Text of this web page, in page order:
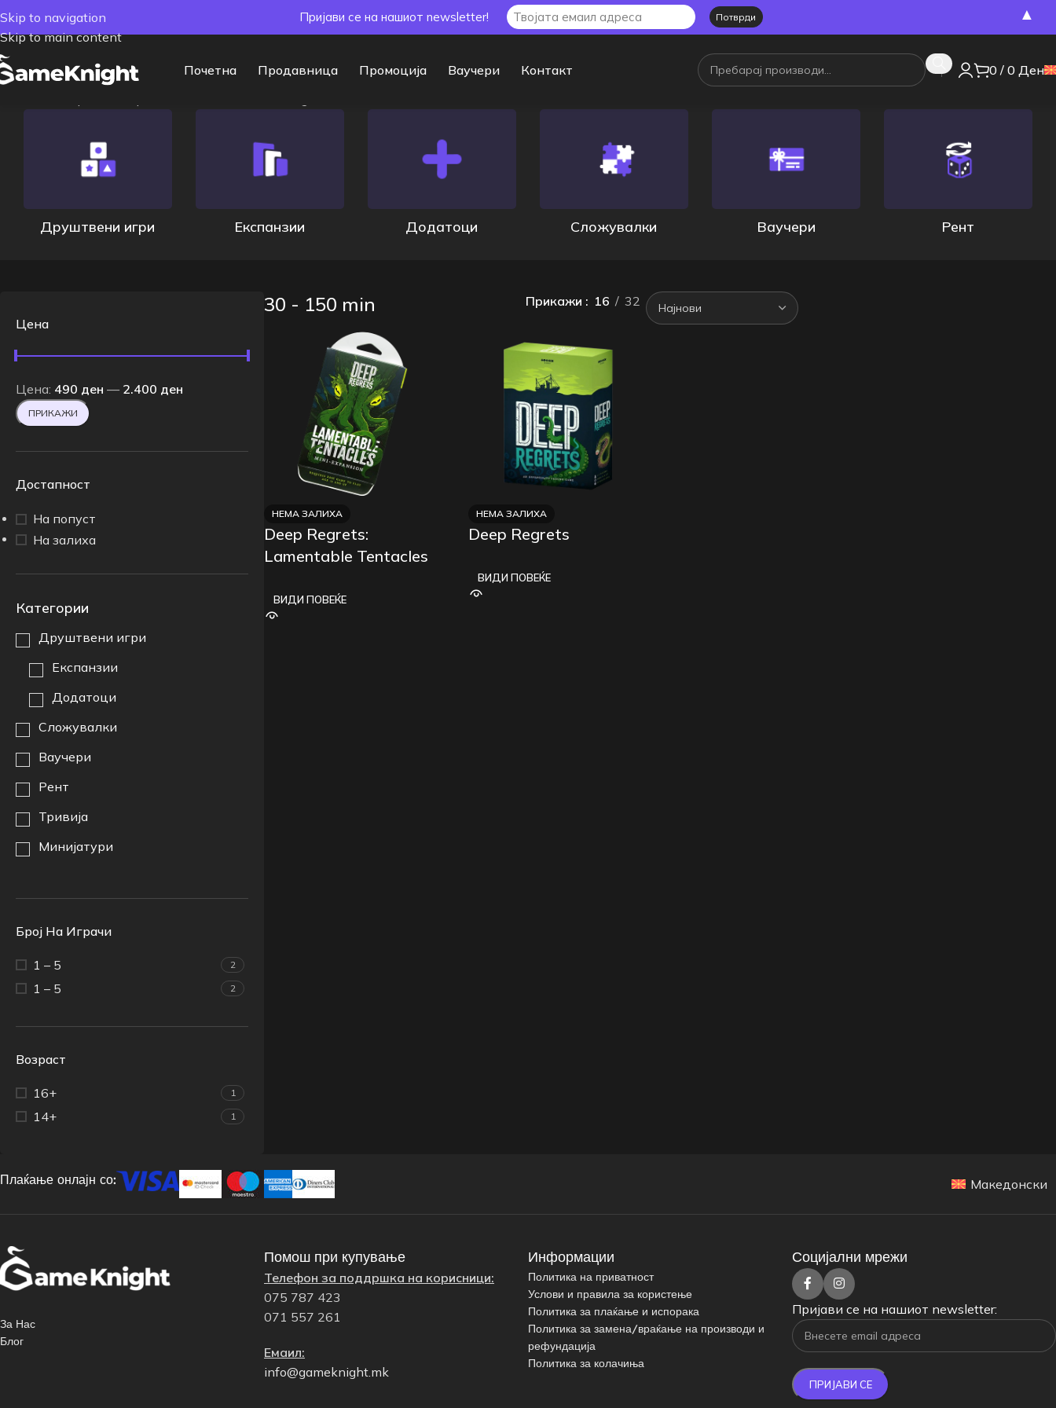
Skip to navigation
Skip to main content
Почетна Продавница Промоција Ваучери Контакт 0 / 0 Ден
Друштвени игри Експанзии Додатоци Сложувалки Ваучери Рент
Цена
ПРИКАЖИ
Цена: 490 ден — 2.400 ден
Достапност
На попуст
На залиха
Категории
Друштвени игри
Експанзии
Додатоци
Сложувалки
Ваучери
Рент
Тривија
Минијатури
Број На Играчи
1 – 5 2
1 – 5 2
Возраст
16+ 1
14+ 1
30 - 150 min Прикажи 16 32
НЕМА ЗАЛИХА
Deep Regrets:
Lamentable Tentacles
ВИДИ ПОВЕЌЕ
НЕМА ЗАЛИХА
Deep Regrets
ВИДИ ПОВЕЌЕ
Плаќање онлајн со: Македонски
За Нас
Блог
Помош при купување
Телефон за поддршка на корисници:
075 787 423
071 557 261
Емаил:
info@gameknight.mk
Информации
Политика на приватност
Услови и правила за користење
Политика за плаќање и испорака
Политика за замена/враќање на производи и
рефундација
Политика за колачиња
Социјални мрежи
Пријави се на нашиот newsletter:
Пријави се на нашиот newsletter! ▲